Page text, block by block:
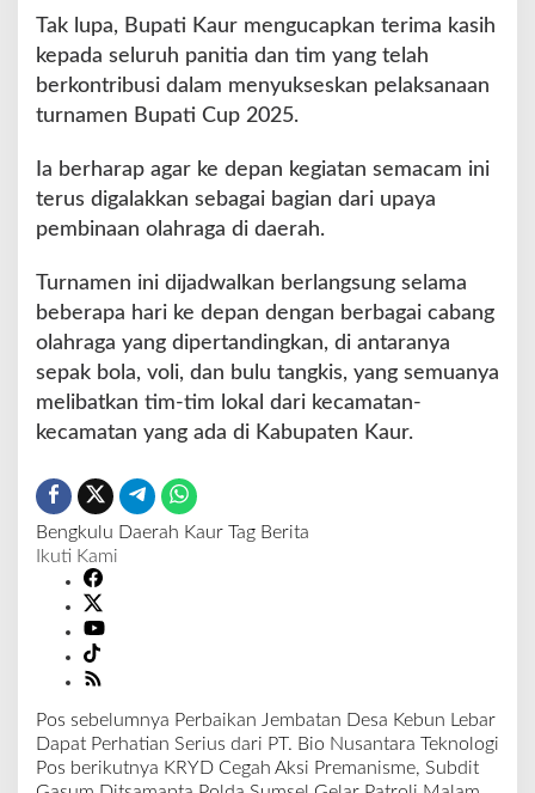
5
Tak lupa, Bupati Kaur mengucapkan terima kasih
kepada seluruh panitia dan tim yang telah
berkontribusi dalam menyukseskan pelaksanaan
turnamen Bupati Cup 2025.
Ia berharap agar ke depan kegiatan semacam ini
terus digalakkan sebagai bagian dari upaya
pembinaan olahraga di daerah.
Turnamen ini dijadwalkan berlangsung selama
beberapa hari ke depan dengan berbagai cabang
olahraga yang dipertandingkan, di antaranya
sepak bola, voli, dan bulu tangkis, yang semuanya
melibatkan tim-tim lokal dari kecamatan-
kecamatan yang ada di Kabupaten Kaur.
Bengkulu Daerah Kaur Tag Berita
Ikuti Kami
N
a
Pos sebelumnya Perbaikan Jembatan Desa Kebun Lebar
Dapat Perhatian Serius dari PT. Bio Nusantara Teknologi
Pos berikutnya KRYD Cegah Aksi Premanisme, Subdit